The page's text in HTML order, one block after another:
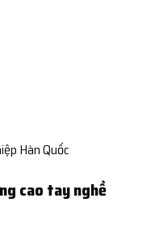
Hàn Quốc
cao tay nghề